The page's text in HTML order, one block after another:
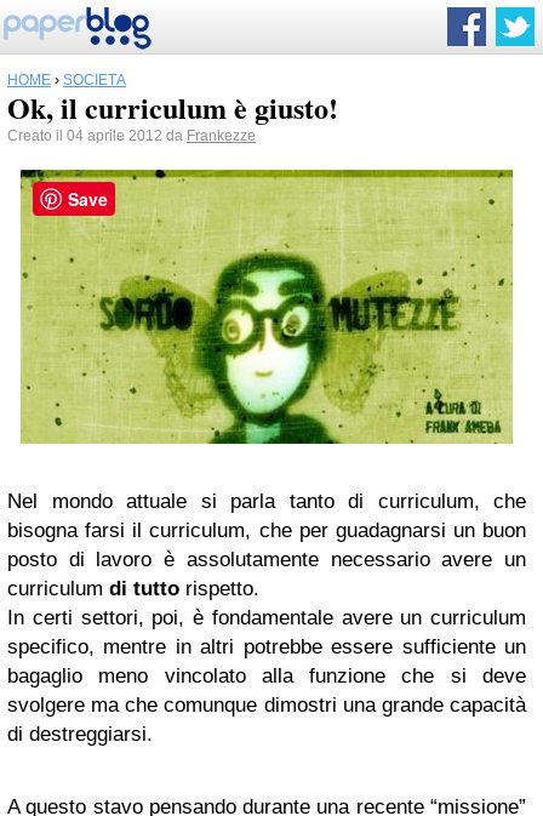
HOME › SOCIETÀ
Ok, il curriculum è giusto!
Creato il 04 aprile 2012 da Frankezze
Nel mondo attuale si parla tanto di curriculum, che
bisogna farsi il curriculum, che per guadagnarsi un buon
posto di lavoro è assolutamente necessario avere un
curriculum di tutto rispetto.
In certi settori, poi, è fondamentale avere un curriculum
specifico, mentre in altri potrebbe essere sufficiente un
bagaglio meno vincolato alla funzione che si deve
svolgere ma che comunque dimostri una grande capacità
di destreggiarsi.
A questo stavo pensando durante una recente “missione”
Save